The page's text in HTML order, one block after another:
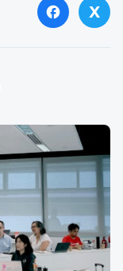
facebook X